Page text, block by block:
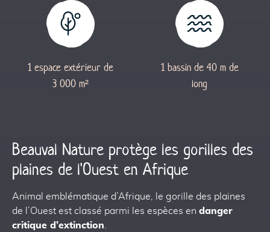
1 espace extérieur de
3 000 m²
1 bassin de 40 m de
long
Beauval Nature protège les gorilles des
plaines de l'Ouest en Afrique
Animal emblématique d’Afrique, le gorille des plaines
de l’Ouest est classé parmi les espèces en danger
critique d’extinction.